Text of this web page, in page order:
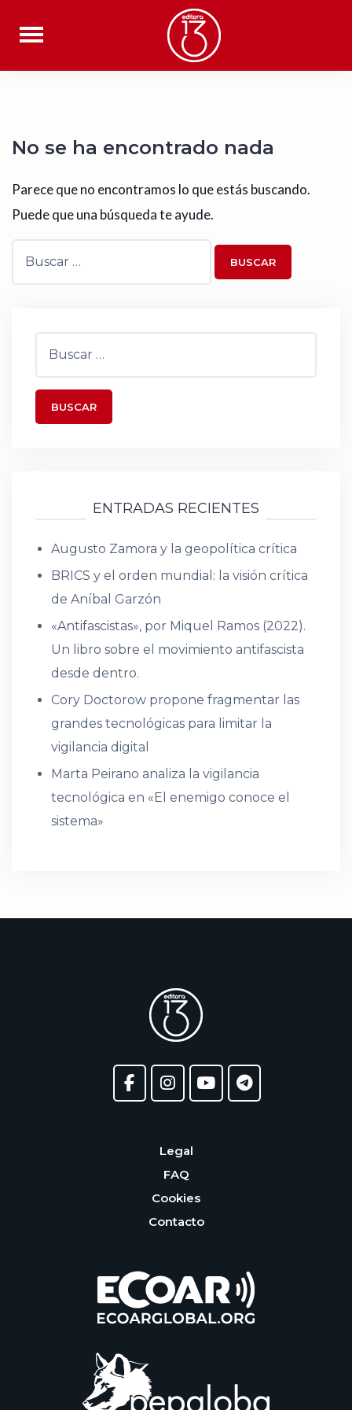
No se ha encontrado nada
Parece que no encontramos lo que estás buscando.
Puede que una búsqueda te ayude.
ENTRADAS RECIENTES
Augusto Zamora y la geopolítica crítica
BRICS y el orden mundial: la visión crítica
de Aníbal Garzón
«Antifascistas», por Miquel Ramos (2022).
Un libro sobre el movimiento antifascista
desde dentro.
Cory Doctorow propone fragmentar las
grandes tecnológicas para limitar la
vigilancia digital
Marta Peirano analiza la vigilancia
tecnológica en «El enemigo conoce el
sistema»
Legal
FAQ
Cookies
Contacto